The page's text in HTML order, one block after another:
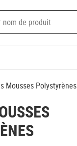
nom de produit
Mousses Polystyrènes